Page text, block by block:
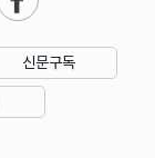
신문구독